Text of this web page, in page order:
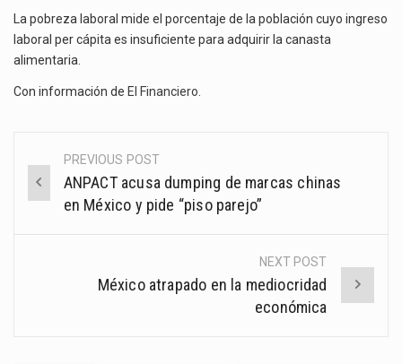
La pobreza laboral mide el porcentaje de la población cuyo ingreso
laboral per cápita es insuficiente para adquirir la canasta
alimentaria.
Con información de El Financiero
Post
navigation
PREVIOUS POST
ANPACT acusa dumping de marcas chinas
en México y pide “piso parejo”
NEXT POST
México atrapado en la mediocridad
económica